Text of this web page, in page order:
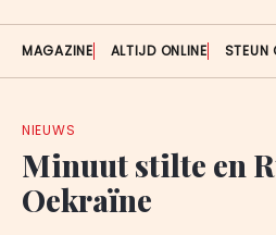
MAGAZINE ALTIJD ONLINE STEUN
NIEUWS
Minuut stilte en
Oekraïne